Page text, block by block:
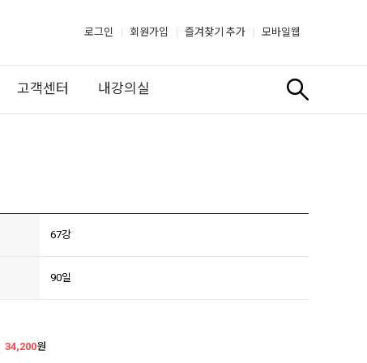
로그인 회원가입 즐겨찾기 추가 모바일웹
고객센터 내강의실
67강
90일
34,200원